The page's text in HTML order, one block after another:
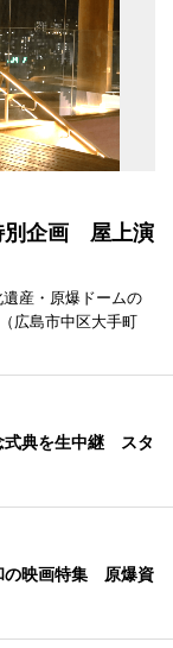
別企画 屋上演
産・原爆ドームの
広島市中区大手町
式典を生中継 スタ
の映画特集 原爆資